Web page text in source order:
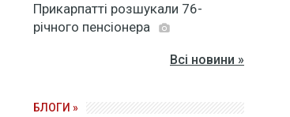
Прикарпатті розшукали 76-
річного пенсіонера
Всі новини »
БЛОГИ »